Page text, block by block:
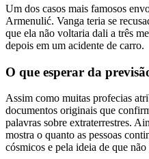
Um dos casos mais famosos
Armenulić. Vanga teria se
que ela não voltaria dali a três
depois em um acidente de carro.
O que esperar da
Assim como muitas profecias
documentos originais que
palavras sobre extraterrestres.
mostra o quanto as pessoas
cósmicos e pela ideia de que